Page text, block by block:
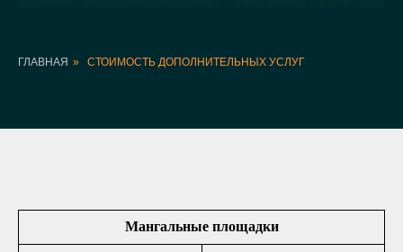
ГЛАВНАЯ » СТОИМОСТЬ ДОПОЛНИТЕЛЬНЫХ УСЛУГ
Мангальные площадки